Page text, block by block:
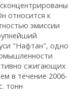
относится к
эмиссии
"Нафтан", одно
сжигающих
в течение 2006-
тонн